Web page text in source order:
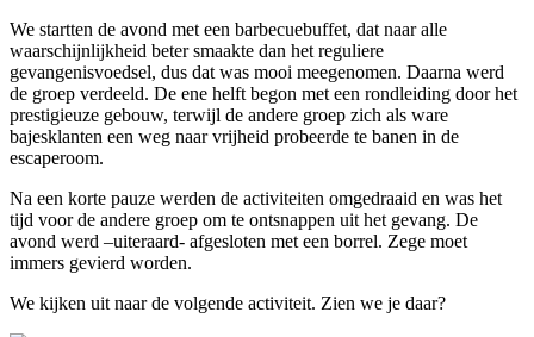
We startten de avond met een barbecuebuffet, dat naar alle
waarschijnlijkheid beter smaakte dan het reguliere
gevangenisvoedsel, dus dat was mooi meegenomen. Daarna werd
de groep verdeeld. De ene helft begon met een rondleiding door het
prestigieuze gebouw, terwijl de andere groep zich als ware
bajesklanten een weg naar vrijheid probeerde te banen in de
escaperoom.
Na een korte pauze werden de activiteiten omgedraaid en was het
tijd voor de andere groep om te ontsnappen uit het gevang. De
avond werd –uiteraard- afgesloten met een borrel. Zege moet
immers gevierd worden.
We kijken uit naar de volgende activiteit. Zien we je daar?